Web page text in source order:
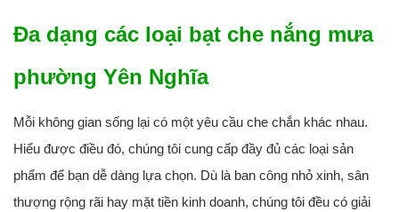
Đa dạng các loại bạt che nắng mưa
phường Yên Nghĩa
Mỗi không gian sống lại có một yêu cầu che chắn khác nhau.
Hiểu được điều đó, chúng tôi cung cấp đầy đủ các loại sản
phẩm để bạn dễ dàng lựa chọn. Dù là ban công nhỏ xinh, sân
thượng rộng rãi hay mặt tiền kinh doanh, chúng tôi đều có giải